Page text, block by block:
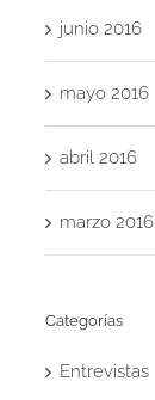
junio 2016
mayo 2016
abril 2016
marzo 2016
Categorías
Entrevistas